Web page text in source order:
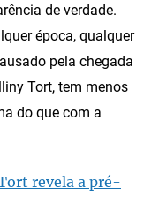
de verdade.
época, qualquer
pela chegada
Tort, tem menos
do que com a
revela a pré-